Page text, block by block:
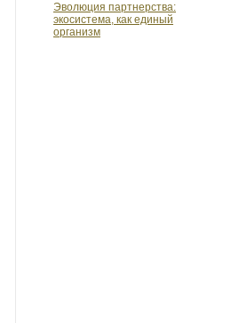
Эволюция партнерства:
экосистема, как единый
организм